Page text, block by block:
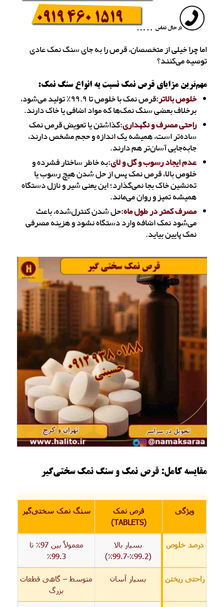
اما چرا خیلی از متخصصان، قرص را به جای سنگ نمک عادی
توصیه می‌کنند؟
مهم‌ترین مزایای قرص نمک نسبت به انواع سنگ نمک:
خلوص بالاتر:
قرص نمک با خلوص تا ۹۹.۹٪ تولید می‌شود،
برخلاف بعضی سنگ نمک‌ها که مواد اضافی یا خاک دارند.
راحتی مصرف و نگهداری:گذاشتن یا تعویض قرص نمک
ساده‌تر است، همیشه یک اندازه و حجم مشخص دارند،
جابه‌جایی آسان‌تر هم دارند.
عدم ایجاد رسوب و گل و لای:به خاطر ساختار فشرده و
خلوص بالا، قرص نمک پس از حل شدن هیچ رسوب یا
ته‌نشین خاک بجا نمی‌گذارد؛ این یعنی شیر و نازل دستگاه
همیشه تمیز و روان می‌ماند.
مصرف کمتر در طول ماه:حل شدن کنترل‌شده، باعث
می‌شود نمک اضافه وارد دستگاه نشود و هزینه مصرفی
نمک پایین بیاید.
مقایسه کامل: قرص نمک و سنگ نمک سختی‌گیر
ویژگی
قرص نمک
(TABLETS)
سنگ نمک سختی‌گیر
درصد خلوص
بسیار بالا
(99.2٪-99.7٪)
معمولاً بین 97٪ تا
99.3٪
راحتی ریختن بسیار آسان
متوسط – گاهی قطعات
بزرگ